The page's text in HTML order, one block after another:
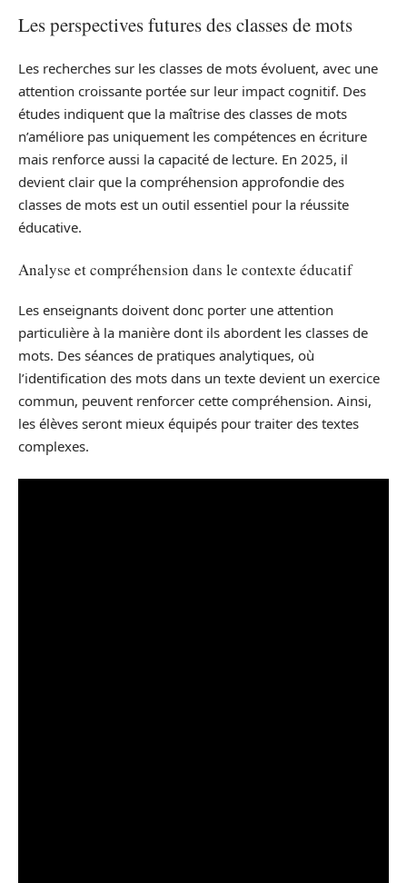
Les perspectives futures des classes de mots
Les recherches sur les classes de mots évoluent, avec une
attention croissante portée sur leur impact cognitif. Des
études indiquent que la maîtrise des classes de mots
n’améliore pas uniquement les compétences en écriture
mais renforce aussi la capacité de lecture. En 2025, il
devient clair que la compréhension approfondie des
classes de mots est un outil essentiel pour la réussite
éducative.
Analyse et compréhension dans le contexte éducatif
Les enseignants doivent donc porter une attention
particulière à la manière dont ils abordent les classes de
mots. Des séances de pratiques analytiques, où
l’identification des mots dans un texte devient un exercice
commun, peuvent renforcer cette compréhension. Ainsi,
les élèves seront mieux équipés pour traiter des textes
complexes.